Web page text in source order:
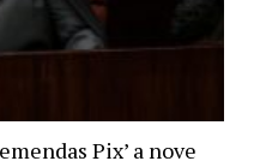
Pix’ a nove